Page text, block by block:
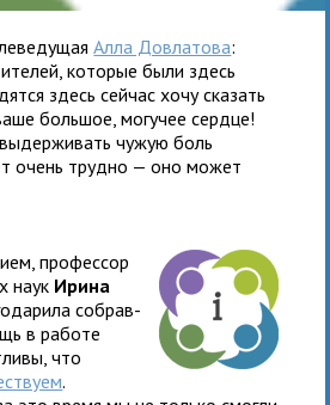
Алла Довлатова:
кото­рые были здесь
здесь сей­час хочу ска­зать
боль­шое, могу­чее сердце!
чужую боль
очень трудно — оно может
про­фес­сор
наук Ирина
собрав­
в работе
что
.